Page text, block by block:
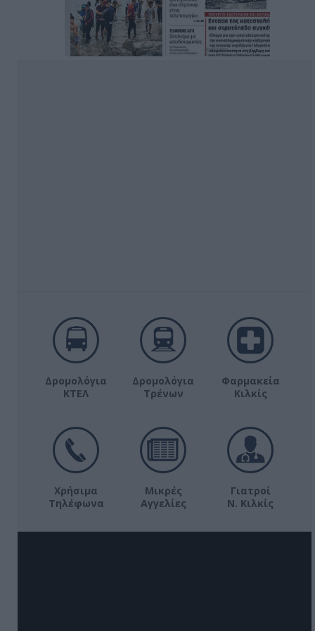
Δρομολόγια
ΚΤΕΛ
Δρομολόγια
Τρένων
Φαρμακεία
Κιλκίς
Χρήσιμα
Τηλέφωνα
Μικρές
Αγγελίες
Γιατροί
Ν. Κιλκίς